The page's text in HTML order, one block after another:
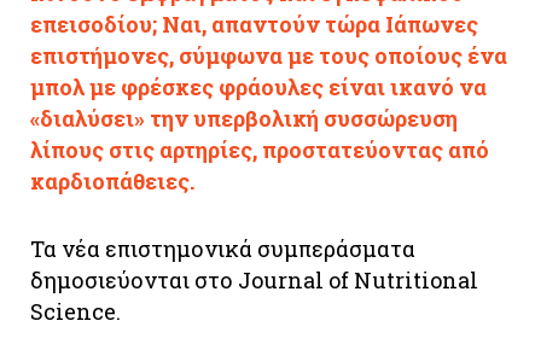
επεισοδίου; Ναι, απαντούν τώρα Ιάπωνες
επιστήμονες, σύμφωνα με τους οποίους ένα
μπολ με φρέσκες φράουλες είναι ικανό να
«διαλύσει» την υπερβολική συσσώρευση
λίπους στις αρτηρίες, προστατεύοντας από
καρδιοπάθειες.
Τα νέα επιστημονικά συμπεράσματα
δημοσιεύονται στο Journal of Nutritional
Science.